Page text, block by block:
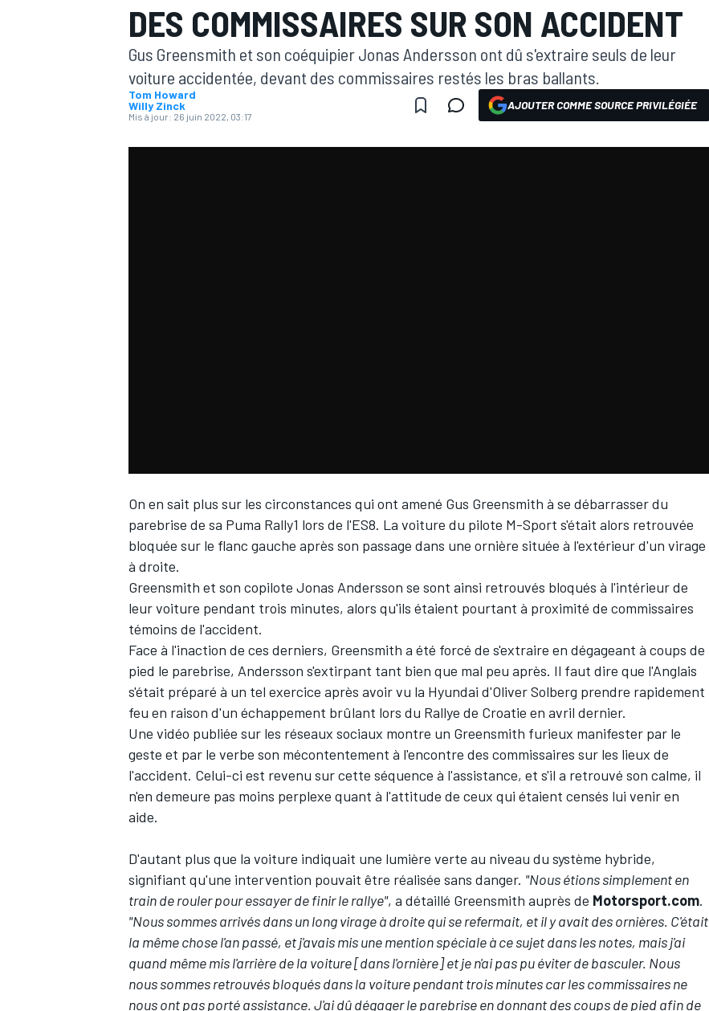
MOTOGP
WEC
DES COMMISSAIRES SUR SON ACCIDENT
Gus Greensmith et son coéquipier Jonas Andersson ont dû s'extraire seuls de leur
voiture accidentée, devant des commissaires restés les bras ballants.
Tom Howard
Willy Zinck
Mis à jour: 26 juin 2022, 03:17
AJOUTER COMME SOURCE PRIVILÉGIÉE
On en sait plus sur les circonstances qui ont amené Gus Greensmith à se débarrasser du
parebrise de sa Puma Rally1 lors de l'ES8. La voiture du pilote M-Sport s'était alors retrouvée
bloquée sur le flanc gauche après son passage dans une ornière située à l'extérieur d'un virage
à droite.
Greensmith et son copilote Jonas Andersson se sont ainsi retrouvés bloqués à l'intérieur de
leur voiture pendant trois minutes, alors qu'ils étaient pourtant à proximité de commissaires
témoins de l'accident.
Face à l'inaction de ces derniers, Greensmith a été forcé de s'extraire en dégageant à coups de
pied le parebrise, Andersson s'extirpant tant bien que mal peu après. Il faut dire que l'Anglais
s'était préparé à un tel exercice après avoir vu la Hyundai d'Oliver Solberg prendre rapidement
feu en raison d'un échappement brûlant lors du Rallye de Croatie en avril dernier.
Une vidéo publiée sur les réseaux sociaux montre un Greensmith furieux manifester par le
geste et par le verbe son mécontentement à l'encontre des commissaires sur les lieux de
l'accident. Celui-ci est revenu sur cette séquence à l'assistance, et s'il a retrouvé son calme, il
n'en demeure pas moins perplexe quant à l'attitude de ceux qui étaient censés lui venir en
aide.
D'autant plus que la voiture indiquait une lumière verte au niveau du système hybride,
signifiant qu'une intervention pouvait être réalisée sans danger. "Nous étions simplement en
train de rouler pour essayer de finir le rallye", a détaillé Greensmith auprès de Motorsport.com.
"Nous sommes arrivés dans un long virage à droite qui se refermait, et il y avait des ornières. C'était
la même chose l'an passé, et j'avais mis une mention spéciale à ce sujet dans les notes, mais j'ai
quand même mis l'arrière de la voiture [dans l'ornière] et je n'ai pas pu éviter de basculer. Nous
nous sommes retrouvés bloqués dans la voiture pendant trois minutes car les commissaires ne
nous ont pas porté assistance. J'ai dû dégager le parebrise en donnant des coups de pied afin de